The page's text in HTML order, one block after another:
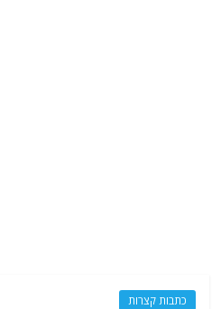
כתבות קצרות